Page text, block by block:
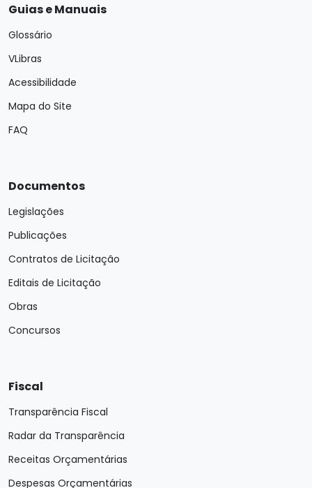
Guias e Manuais
Glossário
VLibras
Acessibilidade
Mapa do Site
FAQ
Documentos
Legislações
Publicações
Contratos de Licitação
Editais de Licitação
Obras
Concursos
Fiscal
Transparência Fiscal
Radar da Transparência
Receitas Orçamentárias
Despesas Orçamentárias